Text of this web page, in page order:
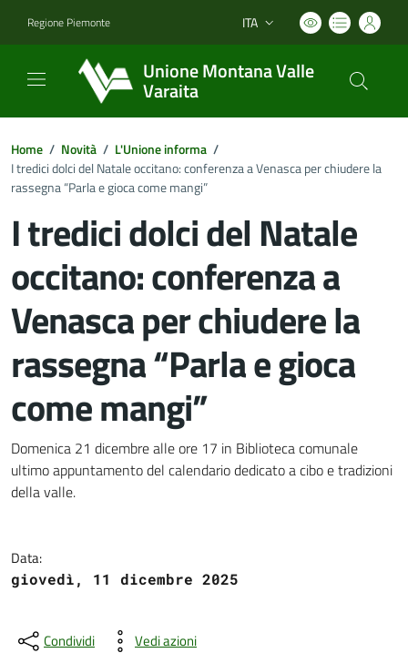
Regione Piemonte Lingua attiva:
ITA
Unione Montana Valle
Varaita
Home / Novità / L'Unione informa /
I tredici dolci del Natale occitano: conferenza a Venasca per chiudere la
rassegna “Parla e gioca come mangi”
I tredici dolci del Natale
occitano: conferenza a
Venasca per chiudere la
rassegna “Parla e gioca
come mangi”
Dettagli del documento
Domenica 21 dicembre alle ore 17 in Biblioteca comunale
ultimo appuntamento del calendario dedicato a cibo e tradizioni
della valle.
Data:
giovedì, 11 dicembre 2025
Condividi Vedi azioni